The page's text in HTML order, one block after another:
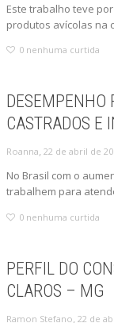
Este trabalho teve
produtos avícolas na
0 nenhuma curtida
DESEMPENHO
CASTRADOS E
Roanna,22 de abril de
No Brasil com o
trabalhem para
0 nenhuma curtida
PERFIL DO
CLAROS – MG
Ramon Stefano 22 de